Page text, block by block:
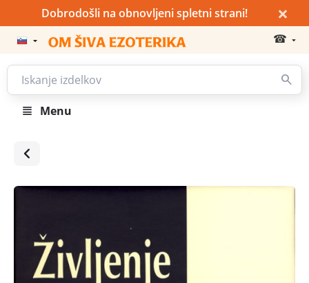
Dobrodošli na obnovljeni spletni strani! ×
☎
Menu